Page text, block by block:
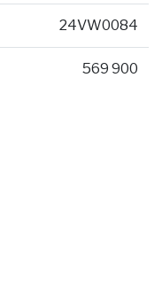
24VW0084
569 900